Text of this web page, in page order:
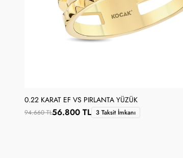
0.22 KARAT EF VS PIRLANTA YÜZÜK
94.660 TL56.800 TL 3 Taksit İmkanı